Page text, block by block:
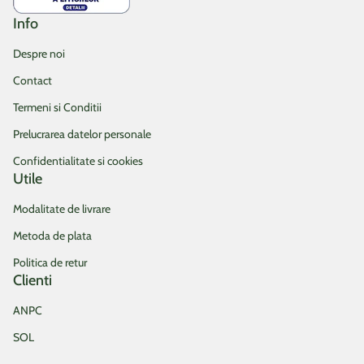
minime).
Acest principiu a fost creat la inceputul anilor 1960 de catre
„Department of Agriculture in the United States of America” si
apoi a fost adaptat pentru Europa de catre W. Heinz si D.
In baza acestui principiu, Europa a fost impartita in 11 zone.
Info
Despre noi
Contact
Termeni si Conditii
Prelucrarea datelor personale
Confidentialitate si cookies
Utile
Modalitate de livrare
Metoda de plata
Politica de retur
Clienti
ANPC
SOL